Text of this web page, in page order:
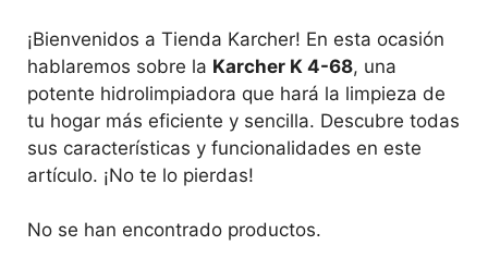
¡Bienvenidos a Tienda Karcher! En esta ocasión
hablaremos sobre la Karcher K 4-68, una
potente hidrolimpiadora que hará la limpieza de
tu hogar más eficiente y sencilla. Descubre todas
sus características y funcionalidades en este
artículo. ¡No te lo pierdas!
No se han encontrado productos.